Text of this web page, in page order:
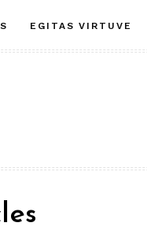
EGITAS VIRTUVE